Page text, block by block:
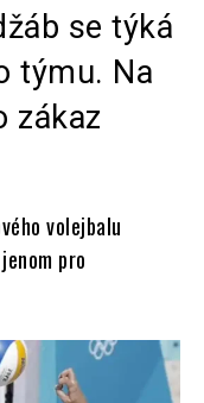
se týká
týmu. Na
zákaz
volejbalu
pro